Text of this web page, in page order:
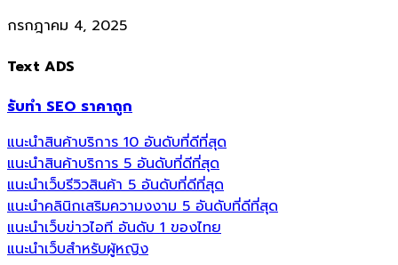
กรกฎาคม 4, 2025
Text ADS
รับทำ SEO ราคาถูก
แนะนำสินค้าบริการ 10 อันดับที่ดีที่สุด
แนะนำสินค้าบริการ 5 อันดับที่ดีที่สุด
แนะนำเว็บรีวิวสินค้า 5 อันดับที่ดีที่สุด
แนะนำคลินิกเสริมความงงาม 5 อันดับที่ดีที่สุด
แนะนำเว็บข่าวไอที อันดับ 1 ของไทย
แนะนำเว็บสำหรับผู้หญิง